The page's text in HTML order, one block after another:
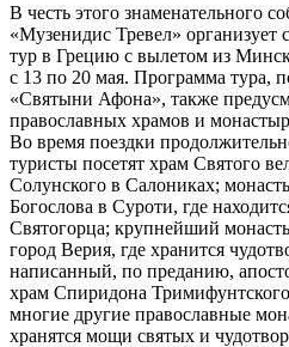
В честь этого знаменательного
«Музенидис Тревел»
тур в Грецию с вылетом из
с 13 по 20 мая. Программа тура,
«Святыни Афона», также
православных храмов и
Во время поездки
туристы посетят храм Святого
Солунского в Салониках;
Богослова в Суроти, где
Святогорца; крупнейший
город Верия, где хранится
написанный, по преданию,
храм Спиридона
многие другие православные
хранятся мощи святых и